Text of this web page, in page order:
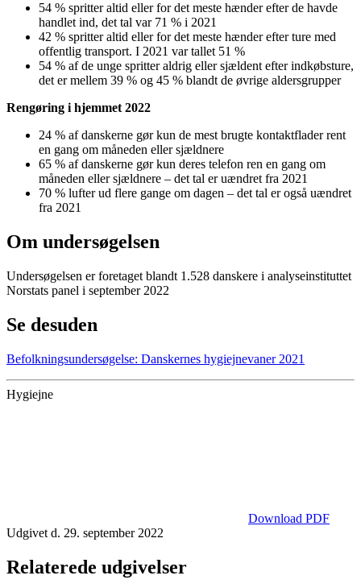
54 % spritter altid eller for det meste hænder efter de havde
handlet ind, det tal var 71 % i 2021
42 % spritter altid eller for det meste hænder efter ture med
offentlig transport. I 2021 var tallet 51 %
54 % af de unge spritter aldrig eller sjældent efter indkøbsture,
det er mellem 39 % og 45 % blandt de øvrige aldersgrupper
Rengøring i hjemmet 2022
24 % af danskerne gør kun de mest brugte kontaktflader rent
en gang om måneden eller sjældnere
65 % af danskerne gør kun deres telefon ren en gang om
måneden eller sjældnere – det tal er uændret fra 2021
70 % lufter ud flere gange om dagen – det tal er også uændret
fra 2021
Om undersøgelsen
Undersøgelsen er foretaget blandt 1.528 danskere i analyseinstituttet
Norstats panel i september 2022
Se desuden
Befolkningsundersøgelse: Danskernes hygiejnevaner 2021
Hygiejne
Download PDF
Udgivet d. 29. september 2022
Relaterede udgivelser